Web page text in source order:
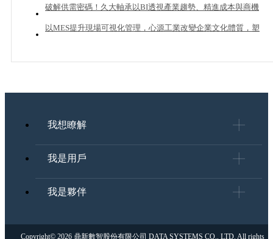
破解供需密碼！久大軸承以BI透視產業趨勢、精進成本與商機
管理
以MES提升現場可視化管理，心源工業改變企業文化體質，塑
我想瞭解
我是用戶
我是夥伴
Copyright© 2026 鼎新數智股份有限公司 DATA SYSTEMS CO., LTD. All rights